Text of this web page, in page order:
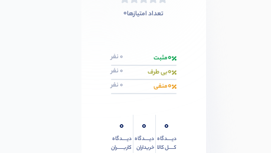
تعداد امتیازها0
0مثبت 0 نفر
0بی طرف 0 نفر
0منفی 0 نفر
0
دیــــدگاه
کــــل کالا
0
دیــــدگاه
خریداران
0
دیــــدگاه
کاربـــــران